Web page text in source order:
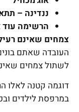
ננדינה –
הרשימה עוד
צמחים שאינם רעילים
העובדה שאתם
לשתול צמחים שאינם
דוגמה קטנה לאלו
במרפסת לילדים